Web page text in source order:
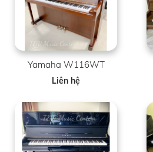
Yamaha W116WT
Liên hệ